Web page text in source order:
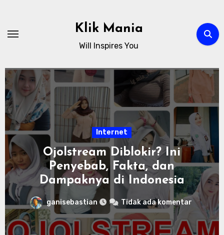
content
Klik Mania
Will Inspires You
Internet
Ojolstream Diblokir? Ini
Penyebab, Fakta, dan
Dampaknya di Indonesia
ganisebastian Tidak ada komentar